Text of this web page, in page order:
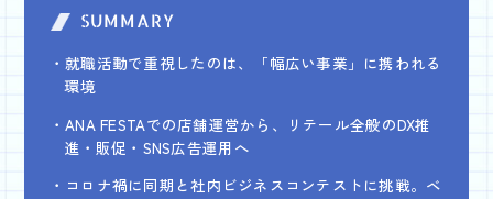
SUMMARY
就職活動で重視したのは、「幅広い事業」に携われる
環境
ANA FESTAでの店舗運営から、リテール全般のDX推
進・販促・SNS広告運用へ
コロナ禍に同期と社内ビジネスコンテストに挑戦。ベ